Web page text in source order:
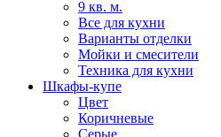
9 кв. м.
Все для кухни
Варианты отделки
Мойки и смесители
Техника для кухни
Шкафы-купе
Цвет
Коричневые
Серые